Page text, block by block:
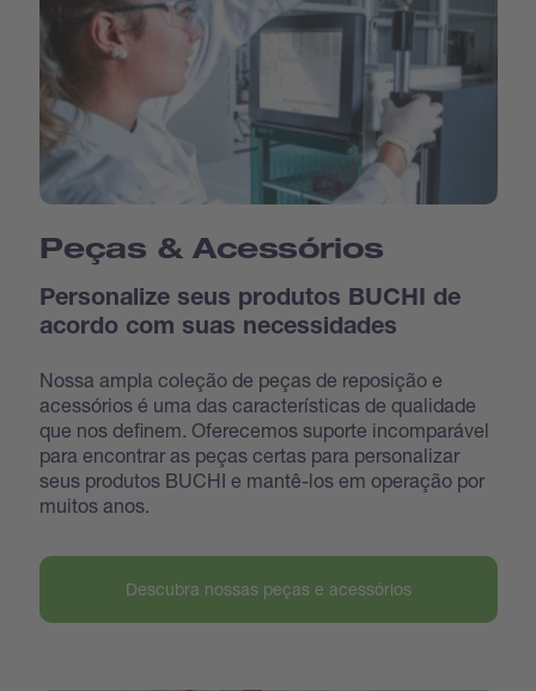
Peças & Acessórios
Personalize seus produtos BUCHI de
acordo com suas necessidades
Nossa ampla coleção de peças de reposição e
acessórios é uma das características de qualidade
que nos definem. Oferecemos suporte incomparável
para encontrar as peças certas para personalizar
seus produtos BUCHI e mantê-los em operação por
muitos anos.
Descubra nossas peças e acessórios